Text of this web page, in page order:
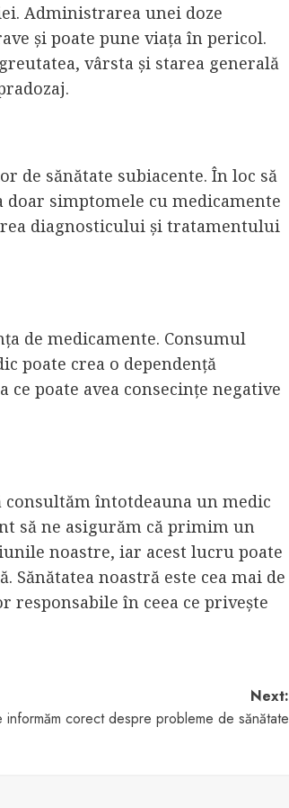
Administrarea unei doze
și poate pune viața în pericol.
vârsta și starea generală
de sănătate subiacente. În loc să
simptomele cu medicamente
diagnosticului și tratamentului
de medicamente. Consumul
poate crea o dependență
ce poate avea consecințe negative
consultăm întotdeauna un medic
să ne asigurăm că primim un
noastre, iar acest lucru poate
noastră este cea mai de
în ceea ce privește
Next:
informăm corect despre probleme de sănătate